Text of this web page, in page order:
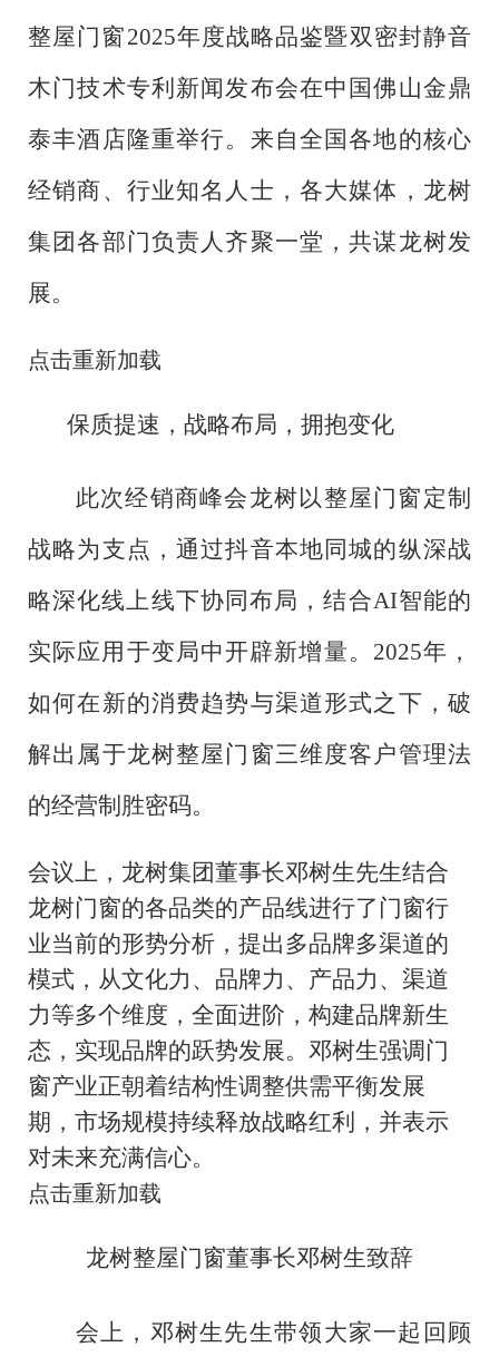
整屋门窗2025年度战略品鉴暨双密封静音
木门技术专利新闻发布会在中国佛山金鼎
泰丰酒店隆重举行。来自全国各地的核心
经销商、行业知名人士，各大媒体，龙树
集团各部门负责人齐聚一堂，共谋龙树发
展。
点击重新加载
保质提速，战略布局，拥抱变化
此次经销商峰会龙树以整屋门窗定制
战略为支点，通过抖音本地同城的纵深战
略深化线上线下协同布局，结合AI智能的
实际应用于变局中开辟新增量。2025年，
如何在新的消费趋势与渠道形式之下，破
解出属于龙树整屋门窗三维度客户管理法
的经营制胜密码。
会议上，龙树集团董事长邓树生先生结合
龙树门窗的各品类的产品线进行了门窗行
业当前的形势分析，提出多品牌多渠道的
模式，从文化力、品牌力、产品力、渠道
力等多个维度，全面进阶，构建品牌新生
态，实现品牌的跃势发展。邓树生强调门
窗产业正朝着结构性调整供需平衡发展
期，市场规模持续释放战略红利，并表示
对未来充满信心。
点击重新加载
龙树整屋门窗董事长邓树生致辞
会上，邓树生先生带领大家一起回顾